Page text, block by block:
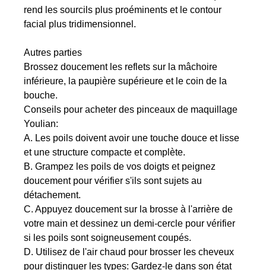
rend les sourcils plus proéminents et le contour
facial plus tridimensionnel.
Autres parties
Brossez doucement les reflets sur la mâchoire
inférieure, la paupière supérieure et le coin de la
bouche.
Conseils pour acheter des pinceaux de maquillage
Youlian:
A. Les poils doivent avoir une touche douce et lisse
et une structure compacte et complète.
B. Grampez les poils de vos doigts et peignez
doucement pour vérifier s'ils sont sujets au
détachement.
C. Appuyez doucement sur la brosse à l'arrière de
votre main et dessinez un demi-cercle pour vérifier
si les poils sont soigneusement coupés.
D. Utilisez de l'air chaud pour brosser les cheveux
pour distinguer les types: Gardez-le dans son état